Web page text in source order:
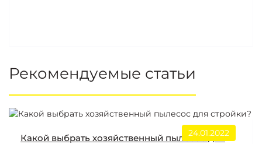
Рекомендуемые статьи
24.01.2022
Какой выбрать хозяйственный пылесос для